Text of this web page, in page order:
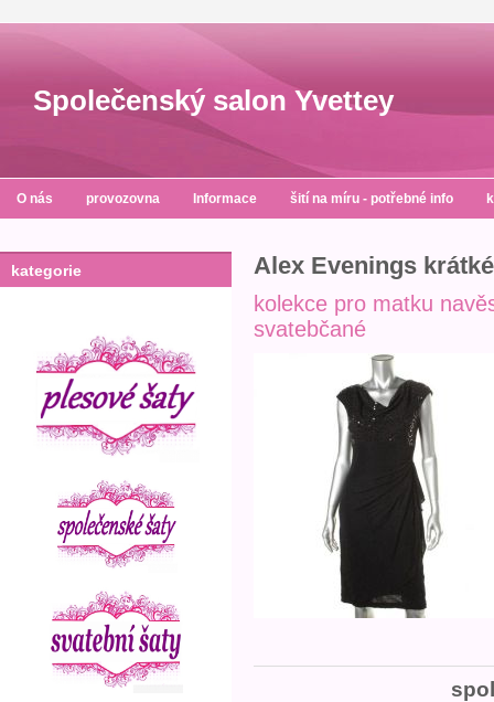
Společenský salon Yvettey
O nás provozovna Informace šití na míru - potřebné info
kategorie Alex Evenings
kolekce pro matku
svatebčané